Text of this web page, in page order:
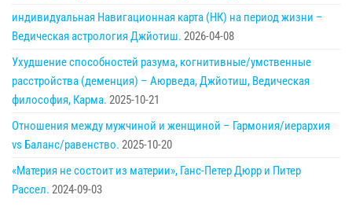
индивидуальная Навигационная карта (НК) на период жизни –
Ведическая астрология Джйотиш. 2026-04-08
Ухудшение способностей разума, когнитивные/умственные
расстройства (деменция) – Аюрведа, Джйотиш, Ведическая
философия, Карма. 2025-10-21
Отношения между мужчиной и женщиной – Гармония/иерархия
vs Баланс/равенство. 2025-10-20
«Материя не состоит из материи», Ганс-Петер Дюрр и Питер
Рассел. 2024-09-03